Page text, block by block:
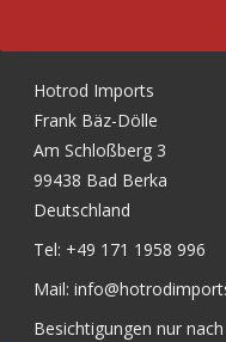
Hotrod Imports
Frank Bäz-Dölle
Am Schloßberg 3
99438 Bad Berka
Deutschland
Tel: +49 171 1958 996
Mail:
Besichtigungen nur